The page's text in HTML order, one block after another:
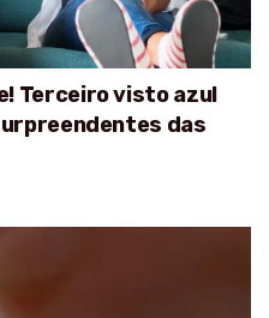
Terceiro visto azul
das